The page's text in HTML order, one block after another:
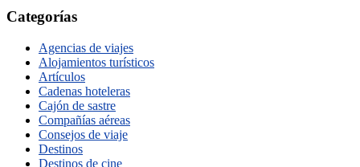
Categorías
Agencias de viajes
Alojamientos turísticos
Artículos
Cadenas hoteleras
Cajón de sastre
Compañías aéreas
Consejos de viaje
Destinos
Destinos de cine